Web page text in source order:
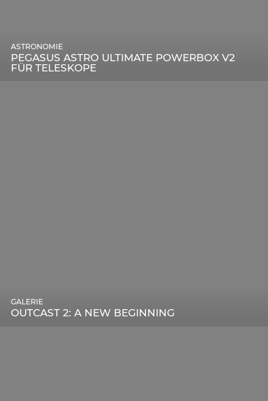
PEGASUS ASTRO ULTIMATE POWERBOX V2
FÜR TELESKOPE
ASTRONOMIE
OUTCAST 2: A NEW BEGINNING
GALERIE